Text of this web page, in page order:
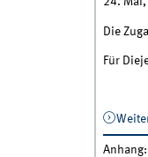
Die
Für
Anhang: